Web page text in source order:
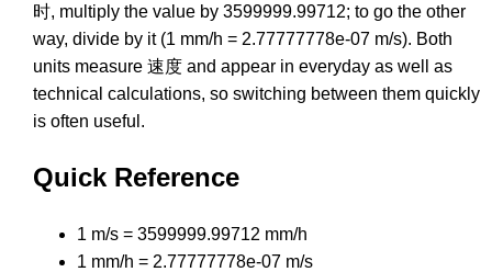
时, multiply the value by 3599999.99712; to go the other
way, divide by it (1 mm/h = 2.77777778e-07 m/s). Both
units measure 速度 and appear in everyday as well as
technical calculations, so switching between them quickly
is often useful.
Quick Reference
1 m/s = 3599999.99712 mm/h
1 mm/h = 2.77777778e-07 m/s